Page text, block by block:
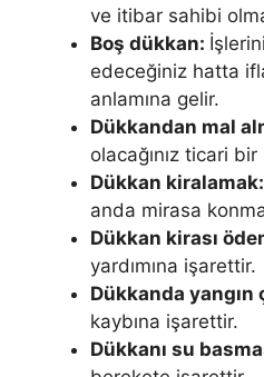
ve itibar sahibi
Boş dük­kan:
edeceğiniz hatta
anlamına gelir.
Dükkandan mal
olacağınız ticari bir
Dükkan kiralamak:
anda mirasa
Dükkan kirası
yardımına işarettir.
Dükkanda yangın
kaybına işarettir.
Dükkanı su